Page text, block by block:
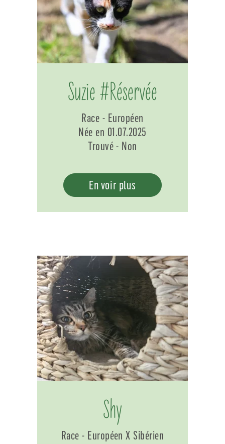
Suzie #Réservée
Race - Européen
Née en 01.07.2025
Trouvé - Non
En voir plus
Shy
Race - Européen X Sibérien